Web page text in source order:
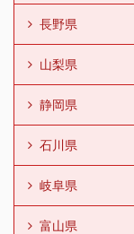
長野県
山梨県
静岡県
石川県
岐阜県
富山県